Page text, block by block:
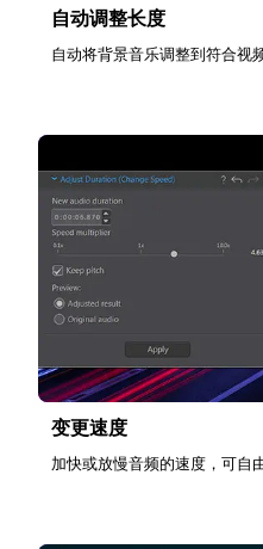
自动调整长度
自动将背景音乐调整到符合视
变更速度
加快或放慢音频的速度，可自